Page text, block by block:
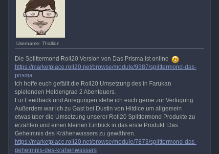
Username: Thallion
Die Splittermond Roll20 Version von Das Prisma ist online
https://marketplace.roll20.net/browse/module/9387/splittermond-das-
prisma
Ich hoffe euch gefällt die Roll20 Umsetzung des in Farukan
spielenden Heldengrad 2 Abenteuers.
Für Feedback und Anregungen stehe ich euch gerne zur Verfügung.
Außerdem war ich zu Gast bei Dustin von Hitdice um allgemein
etwas über die Umsetzung unserer Roll20 Splittermond Produkte zu
erzählen und einen kleinen Einblick in das erste Produkt: Das
Geheimnis des Krähenwassers zu gewähren.
https://marketplace.roll20.net/browse/module/7873/splittermond-das-
geheimnis-des-krahenwassers